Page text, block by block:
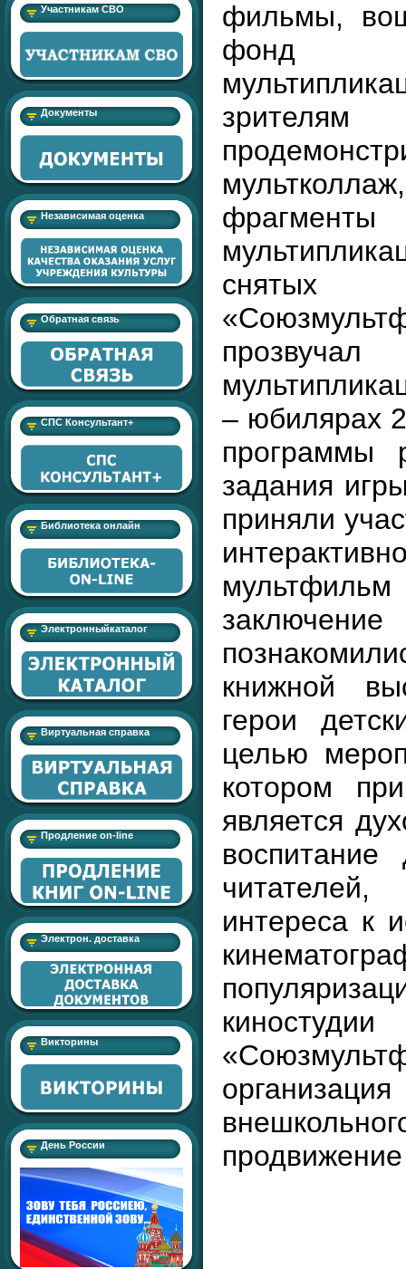
Участникам СВО
Документы
Независимая оценка
Обратная связь
СПС Консультант+
Библиотека онлайн
Электронныйкаталог
Виртуальная справка
Продление on-line
Электрон. доставка
Викторины
День России
фильмы,
фонд
– юбилярах
программы
задания
приняли
книжной
герои
целью
котором
является
воспитание
интереса к
киностудии